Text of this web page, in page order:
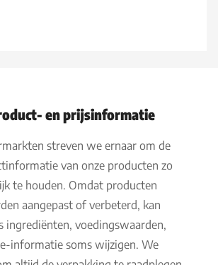
en prijsinformatie
streven we ernaar om de
van onze producten zo
te houden. Omdat producten
aangepast of verbeterd, kan
ingrediënten, voedingswaarden,
informatie soms wijzigen. We